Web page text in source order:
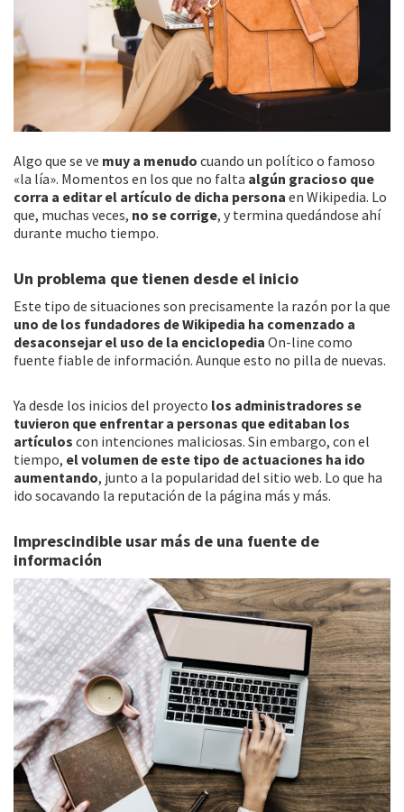
Algo que se ve muy a menudo cuando un político o famoso
«la lía». Momentos en los que no falta algún gracioso que
corra a editar el artículo de dicha persona en Wikipedia. Lo
que, muchas veces, no se corrige, y termina quedándose ahí
durante mucho tiempo.
Un problema que tienen desde el inicio
Este tipo de situaciones son precisamente la razón por la que
uno de los fundadores de Wikipedia ha comenzado a
desaconsejar el uso de la enciclopedia On-line como
fuente fiable de información. Aunque esto no pilla de nuevas.
Ya desde los inicios del proyecto los administradores se
tuvieron que enfrentar a personas que editaban los
artículos con intenciones maliciosas. Sin embargo, con el
tiempo, el volumen de este tipo de actuaciones ha ido
aumentando, junto a la popularidad del sitio web. Lo que ha
ido socavando la reputación de la página más y más.
Imprescindible usar más de una fuente de
información